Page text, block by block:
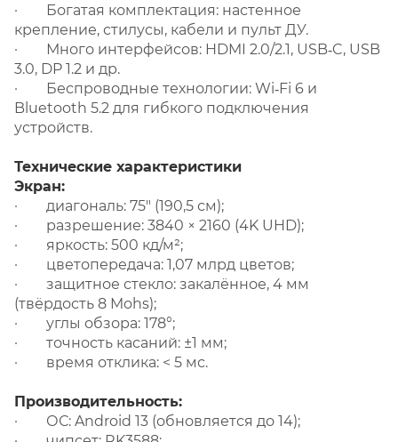
· Богатая комплектация: настенное
крепление, стилусы, кабели и пульт ДУ.
· Много интерфейсов: HDMI 2.0/2.1, USB‑C, USB
3.0, DP 1.2 и др.
· Беспроводные технологии: Wi‑Fi 6 и
Bluetooth 5.2 для гибкого подключения
устройств.
Технические характеристики
Экран:
· диагональ: 75″ (190,5 см);
· разрешение: 3840 × 2160 (4K UHD);
· яркость: 500 кд/м²;
· цветопередача: 1,07 млрд цветов;
· защитное стекло: закалённое, 4 мм
(твёрдость 8 Mohs);
· углы обзора: 178°;
· точность касаний: ±1 мм;
· время отклика: < 5 мс.
Производительность:
· ОС: Android 13 (обновляется до 14);